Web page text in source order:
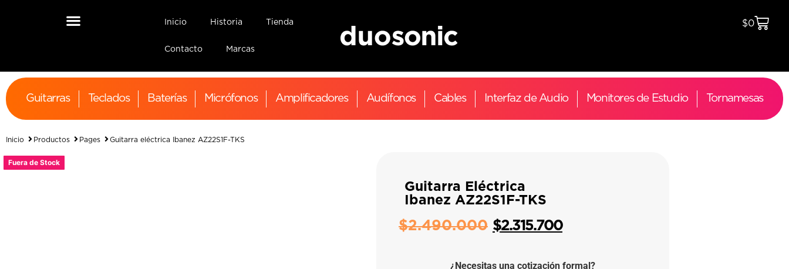
Inicio Historia Tienda
Contacto Marcas
$0
Guitarras Teclados Baterías Micrófonos Amplificadores Audífonos Cables Interfaz de Audio Monitores de Estudio Tornamesas
Inicio Productos Pages Guitarra eléctrica Ibanez AZ22S1F-TKS
Fuera de Stock
Guitarra Eléctrica
Ibanez AZ22S1F-TKS
$2.490.000 $2.315.700
¿Necesitas una cotización formal?